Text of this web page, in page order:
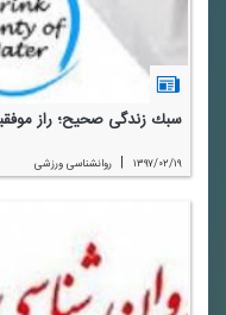
سبك زندگی صحیح؛ راز
۱۳۹۷/۰۲/۱۹ | روانشناسی ورزشی